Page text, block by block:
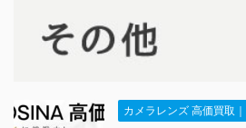
カメラレンズ 高価買取